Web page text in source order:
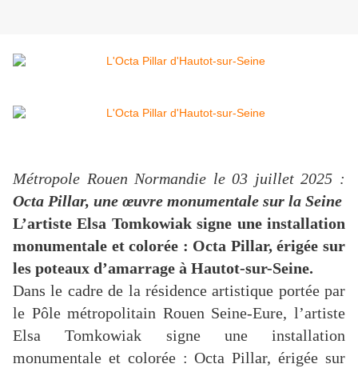
Métropole Rouen Normandie le 03 juillet 2025 :
Octa Pillar, une œuvre monumentale sur la Seine
L’artiste Elsa Tomkowiak signe une installation
monumentale et colorée : Octa Pillar, érigée sur
les poteaux d’amarrage à Hautot-sur-Seine.
Dans le cadre de la résidence artistique portée par
le Pôle métropolitain Rouen Seine-Eure, l’artiste
Elsa Tomkowiak signe une installation
monumentale et colorée : Octa Pillar, érigée sur